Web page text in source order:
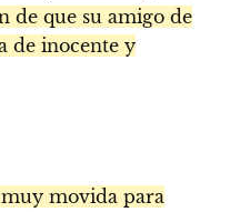
de que su amigo de
de inocente y
movida para